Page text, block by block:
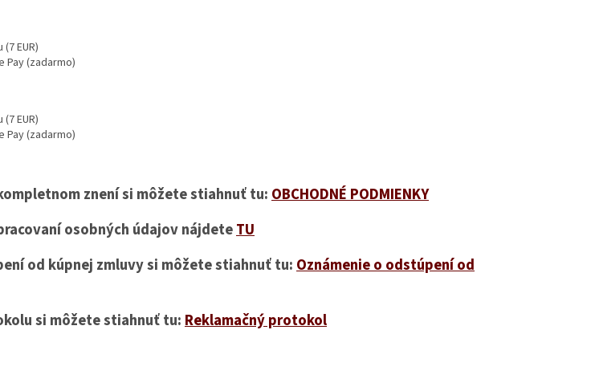
EUR)
Pay (zadarmo)
EUR)
Pay (zadarmo)
znení si môžete stiahnuť tu: OBCHODNÉ PODMIENKY
osobných údajov nájdeteTU
od kúpnej zmluvy si môžete stiahnuť tu: Oznámenie o odstúpení od
si môžete stiahnuť tu: Reklamačný protokol